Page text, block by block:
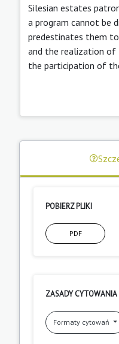
Silesian estates
a program cannot be
predestinates them
and the realization
the participation of
POBIERZ PLIKI
PDF
ZASADY CYTOWANIA
Formaty cytowań